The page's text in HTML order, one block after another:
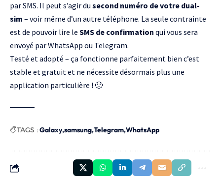
par SMS. Il peut s’agir du second numéro de votre dual-
sim – voir même d’un autre téléphone. La seule contrainte
est de pouvoir lire le SMS de confirmation qui vous sera
envoyé par WhatsApp ou Telegram.
Testé et adopté – ça fonctionne parfaitement bien c’est
stable et gratuit et ne nécessite désormais plus une
application particulière ! 🙂
TAGS :Galaxy samsung Telegram WhatsApp